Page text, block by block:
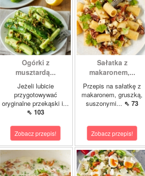
Ogórki z
musztardą...
Jeżeli lubicie
przygotowywać
oryginalne przekąski i...
⇖ 103
Zobacz przepis!
Sałatka z
makaronem,...
Przepis na sałatkę z
makaronem, gruszką,
suszonymi... ⇖ 73
Zobacz przepis!